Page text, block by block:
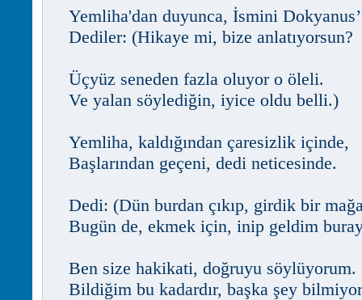
Yemliha'dan duyunca, İsmini
Dediler: (Hikaye mi, bize anlatıyorsun?
Üçyüz seneden fazla oluyor o öleli.
Ve yalan söylediğin, iyice oldu belli.)
Yemliha, kaldığından çaresizlik içinde,
Başlarından geçeni, dedi neticesinde.
Dedi: (Dün burdan çıkıp, girdik bir
Bugün de, ekmek için, inip geldim
Ben size hakikati, doğruyu söylüyorum.
Bildiğim bu kadardır, başka şey